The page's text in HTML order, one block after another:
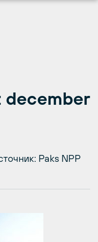
december
Paks NPP